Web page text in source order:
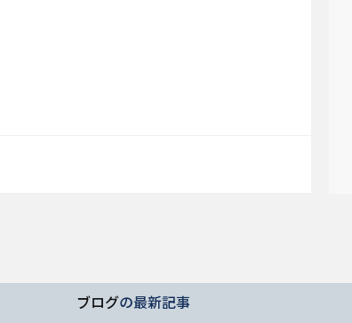
ブログの最新記事